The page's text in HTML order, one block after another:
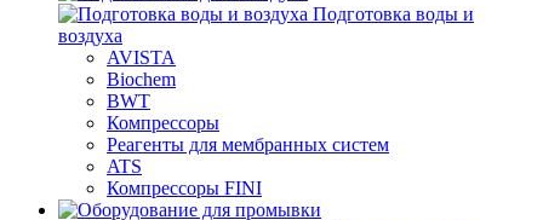
Подготовка воды и
воздуха
AVISTA
Biochem
BWT
Компрессоры
Реагенты для мембранных систем
ATS
Компрессоры FINI